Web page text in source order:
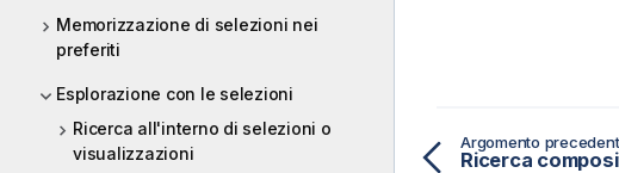
Memorizzazione di selezioni nei
preferiti
Esplorazione con le selezioni
Ricerca all'interno di selezioni o
visualizzazioni
Argomento
Ricerca